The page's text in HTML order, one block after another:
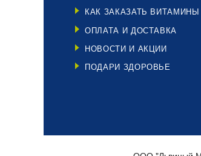
КАК ЗАКАЗАТЬ ВИТАМИНЫ
ОПЛАТА И ДОСТАВКА
НОВОСТИ И АКЦИИ
ПОДАРИ ЗДОРОВЬЕ